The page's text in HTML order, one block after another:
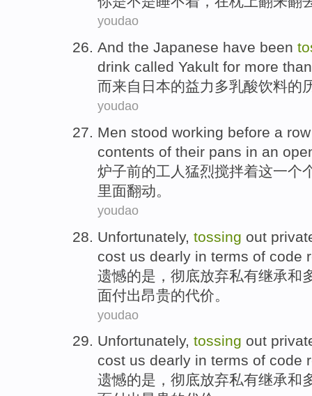
youdao
And the Japanese have been
drink called Yakult for more
而来自 日本的益力 多乳酸饮料的
youdao
Men stood working before a
contents of their pans in an
炉子前的工人 猛烈搅拌着这一个
里面翻动。
youdao
Unfortunately, tossing out
cost us dearly in terms of code
遗憾的是， 彻底放弃私有继承和
面付出昂贵的代价。
youdao
Unfortunately, tossing out
cost us dearly in terms of code
遗憾的是， 彻底放弃私有继承和